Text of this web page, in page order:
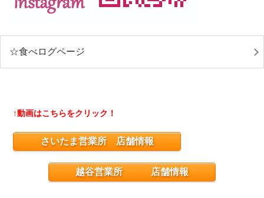
☆食べログページ
↑動画はこちらをクリック！
さいたま営業所 店舗情報
越谷営業所 店舗情報